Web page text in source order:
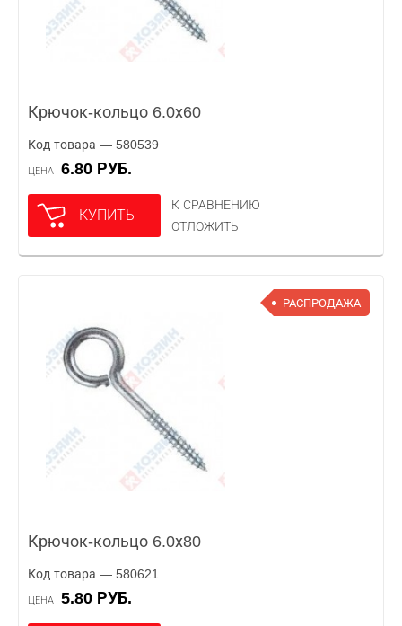
Крючок-кольцо 6.0х60
Код товара — 580539
ЦЕНА 6.80 РУБ.
КУПИТЬ
К СРАВНЕНИЮ
ОТЛОЖИТЬ
РАСПРОДАЖА
Крючок-кольцо 6.0х80
Код товара — 580621
ЦЕНА 5.80 РУБ.